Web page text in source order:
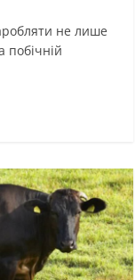
не лише
побічній